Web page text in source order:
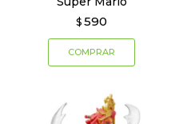
$ 590